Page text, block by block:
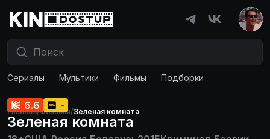
Сериалы Мультики Фильмы Подборки
Главная/Фильмы/Зеленая комната
6.6 -
Зеленая комната